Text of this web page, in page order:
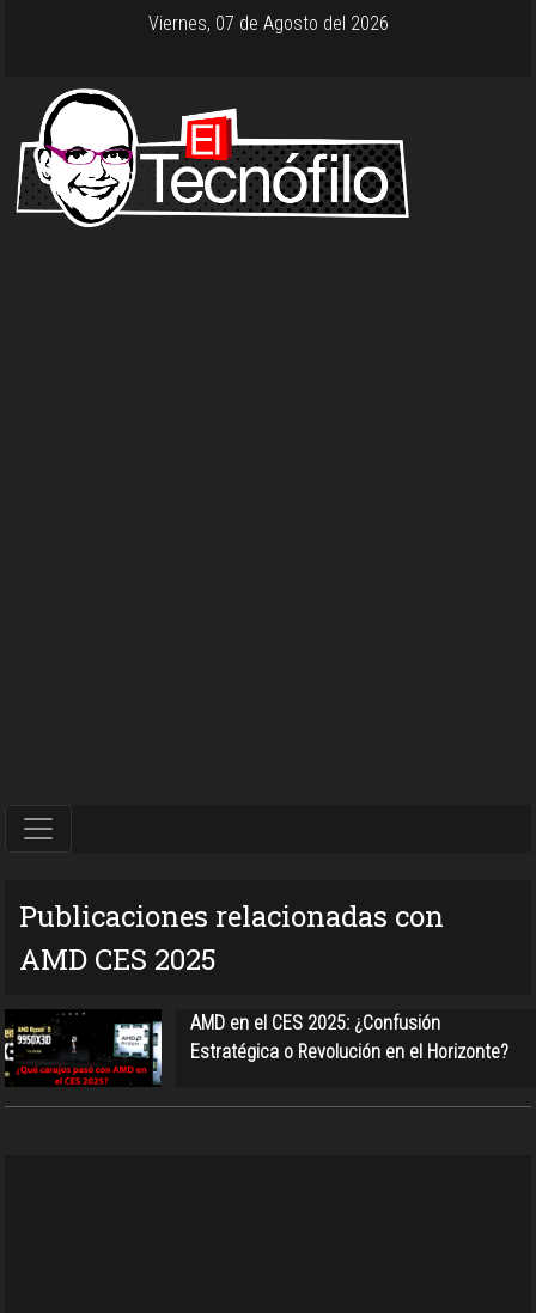
Viernes, 07 de Agosto del 2026
Publicaciones relacionadas con
AMD CES 2025
AMD en el CES 2025: ¿Confusión
Estratégica o Revolución en el Horizonte?